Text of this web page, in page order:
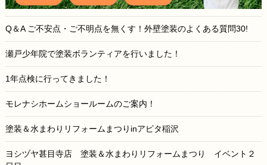
Q＆A ご不安点・ご不明点を無くす！外壁塗装のよくある質問30!
瀬戸少年院で塗装ボランティアを行いました！
1年点検に行ってきました！
モレナシホームショールームのご案内！
塗装＆水まわりリフォームまつりinアピタ稲沢
ヨシヅヤ甚目寺店 塗装＆水まわりリフォームまつり イベント２